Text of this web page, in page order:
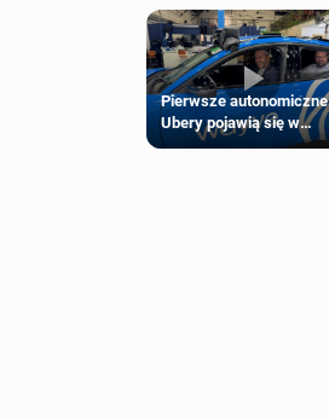
Pierwsze autonomiczne
Ubery pojawią się w
Londynie jeszcze tego